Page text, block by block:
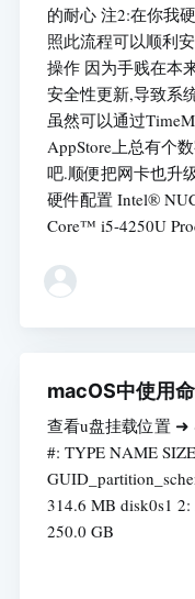
的耐心 注2:在你我
照此流程可以顺利
操作 因为手贱在本
安全性更新,导致系
虽然可以通过
AppStore上总有个
吧.顺便把网卡也升
硬件配置 Intel®
Core™ i5-4250U
macOS中使用
查看u盘挂载位置 ➜
#: TYPE NAME
314.6 MB disk0s1
250.0 GB